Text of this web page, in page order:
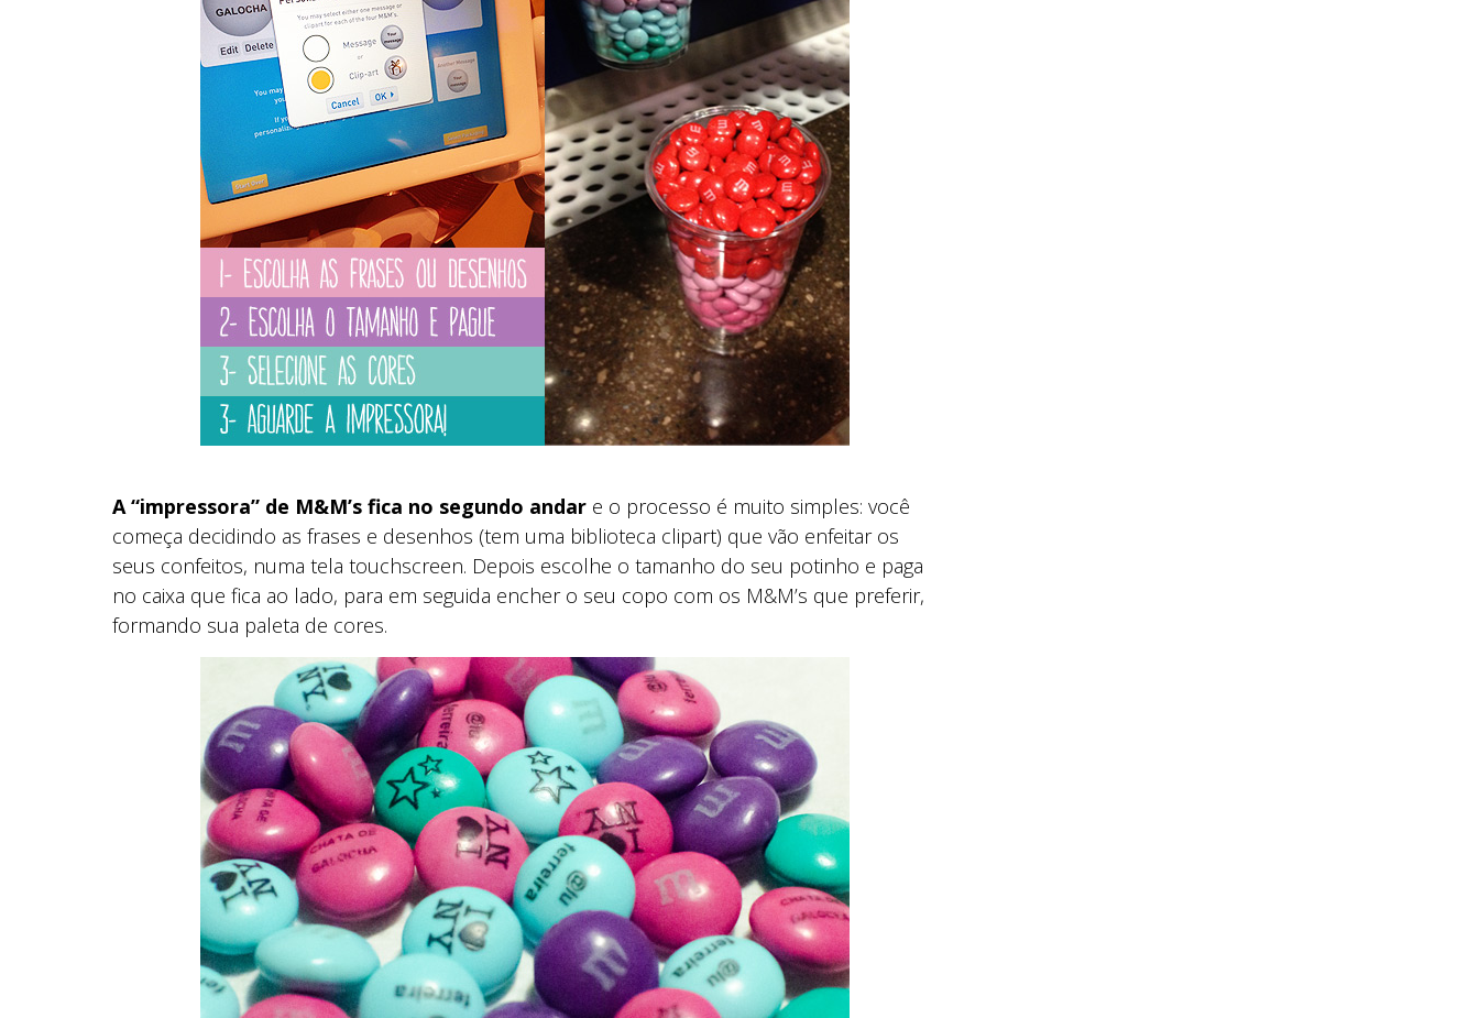
A “impressora” de M&M’s fica no segundo andar e o processo é muito simples: você
começa decidindo as frases e desenhos (tem uma biblioteca clipart) que vão enfeitar os
seus confeitos, numa tela touchscreen. Depois escolhe o tamanho do seu potinho e paga
no caixa que fica ao lado, para em seguida encher o seu copo com os M&M’s que preferir,
formando sua paleta de cores.